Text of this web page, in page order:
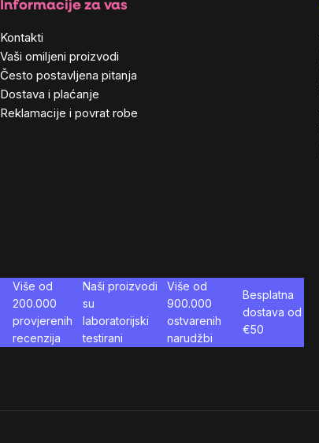
Footer
Informacije za vas
Kontakti
Vaši omiljeni proizvodi
Često postavljena pitanja
Dostava i plaćanje
Reklamacije i povrat robe
Više od
200.000
provjerenih
recenzija
Naši proizvodi
su
laboratorijski
testirani
Više od
900.000
ostvarenih
narudžbi
Besplatna
dostava od
€50